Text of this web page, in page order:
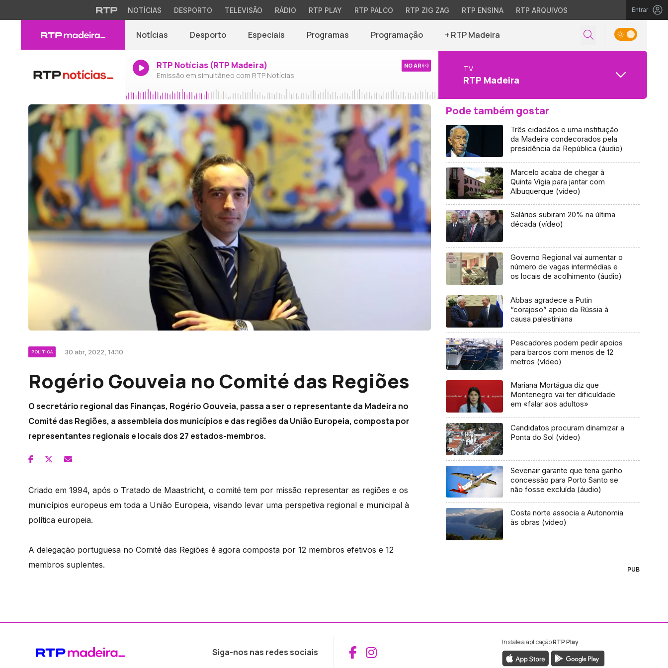
NOTÍCIAS DESPORTO TELEVISÃO RÁDIO RTP PLAY RTP PALCO RTP ZIG ZAG RTP ENSINA RTP ARQUIVOS Entrar
Notícias Desporto Especiais Programas Programação + RTP Madeira
RTP Notícias (RTP Madeira)
Emissão em simultâneo com RTP Notícias
NO AR TV
RTP Madeira
POLÍTICA 30 abr, 2022, 14:10
Rogério Gouveia no Comité das Regiões
O secretário regional das Finanças, Rogério Gouveia, passa a ser o representante da Madeira no
Comité das Regiões, a assembleia dos municípios e das regiões da União Europeia, composta por
representantes regionais e locais dos 27 estados-membros.
Criado em 1994, após o Tratado de Maastricht, o comité tem por missão representar as regiões e os
municípios europeus em toda a União Europeia, visando levar uma perspetiva regional e municipal à
política europeia.
A delegação portuguesa no Comité das Regiões é agora composta por 12 membros efetivos e 12
membros suplentes.
Pode também gostar
Três cidadãos e uma instituição
da Madeira condecorados pela
presidência da República (áudio)
Marcelo acaba de chegar à
Quinta Vigia para jantar com
Albuquerque (vídeo)
Salários subiram 20% na última
década (vídeo)
Governo Regional vai aumentar o
número de vagas intermédias e
os locais de acolhimento (áudio)
Abbas agradece a Putin
“corajoso” apoio da Rússia à
causa palestiniana
Pescadores podem pedir apoios
para barcos com menos de 12
metros (vídeo)
Mariana Mortágua diz que
Montenegro vai ter dificuldade
em «falar aos adultos»
Candidatos procuram dinamizar a
Ponta do Sol (vídeo)
Sevenair garante que teria ganho
concessão para Porto Santo se
não fosse excluída (áudio)
Costa norte associa a Autonomia
às obras (vídeo)
PUB
Siga-nos nas redes sociais Aceder ao Facebook da RTP Madeira
Aceder ao Instagram da RTP Madeira
Instale a aplicaçãoRTP Play